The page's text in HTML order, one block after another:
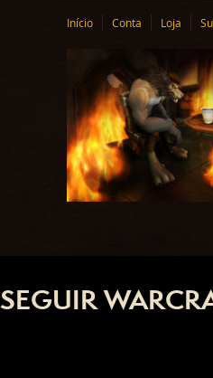
Início Conta Loja
SEGUIR